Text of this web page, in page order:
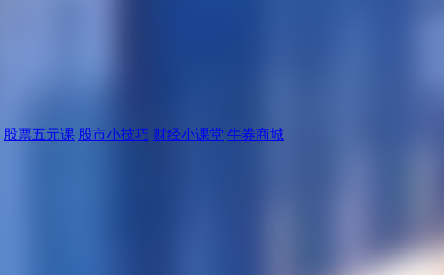
股票五元课 股市小技巧 财经小课堂 牛券商城